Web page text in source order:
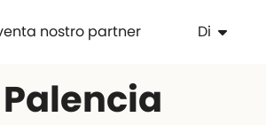
nostro partner Di